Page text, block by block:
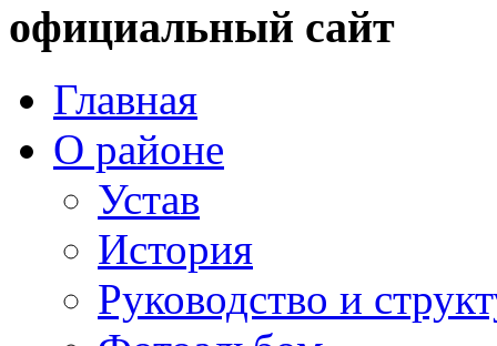
официальный сайт
Главная
О районе
Устав
История
Руководство и